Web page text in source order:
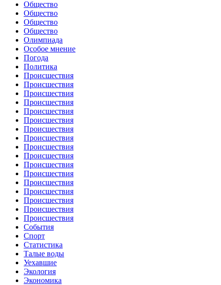
Общество
Общество
Общество
Общество
Олимпиада
Особое мнение
Погода
Политика
Происшествия
Происшествия
Происшествия
Происшествия
Происшествия
Происшествия
Происшествия
Происшествия
Происшествия
Происшествия
Происшествия
Происшествия
Происшествия
Происшествия
Происшествия
Происшествия
Происшествия
События
Спорт
Статистика
Талые воды
Уехавшие
Экология
Экономика